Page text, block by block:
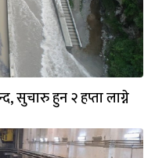
सुचारु हुन २ हप्ता लाग्ने